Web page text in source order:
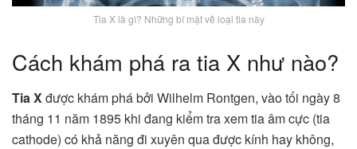
Tia X là gì? Những bí mật về loại tia này
Cách khám phá ra tia X như nào?
Tia X được khám phá bởi Wilhelm Rontgen, vào tối ngày 8
tháng 11 năm 1895 khi đang kiểm tra xem tia âm cực (tia
cathode) có khả năng đi xuyên qua được kính hay không,